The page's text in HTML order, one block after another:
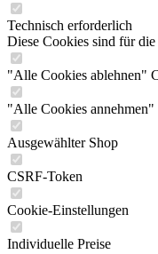
Technisch erforderlich
Diese Cookies sind für
"Alle Cookies ablehnen"
"Alle Cookies annehmen"
Ausgewählter Shop
CSRF-Token
Cookie-Einstellungen
Individuelle Preise